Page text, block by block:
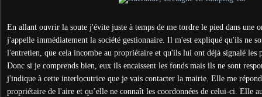
En allant ouvrir la soute j'évite juste à temps de me tordre le pied dans une
j'appelle immédiatement la société gestionnaire. Il m'est expliqué qu'ils ne
l'entretien, que cela incombe au propriétaire et qu'ils lui ont déjà signalé les
Donc si je comprends bien, eux ils encaissent les fonds mais ils ne sont
j'indique à cette interlocutrice que je vais contacter la mairie. Elle me
propriétaire de l'aire et qu’elle ne connaît les coordonnées de celui-ci. Elle